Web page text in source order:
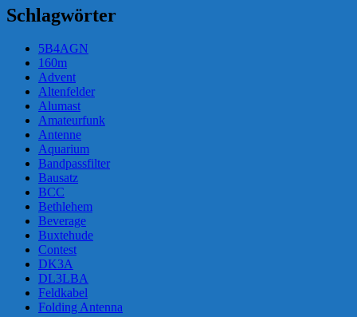
Schlagwörter
5B4AGN
160m
Advent
Altenfelder
Alumast
Amateurfunk
Antenne
Aquarium
Bandpassfilter
Bausatz
BCC
Bethlehem
Beverage
Buxtehude
Contest
DK3A
DL3LBA
Feldkabel
Folding Antenna